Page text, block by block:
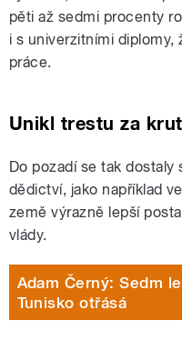
pěti až sedmi procenty
i s univerzitními diplomy,
práce.
Unikl trestu za
Do pozadí se tak
dědictví, jako například
země výrazně lepší
vlády.
Adam Černý: Sedm
Tunisko otřásá